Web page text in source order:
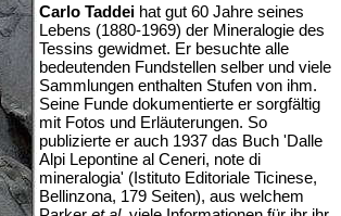
Carlo Taddei hat gut 60 Jahre seines
Lebens (1880-1969) der Mineralogie des
Tessins gewidmet. Er besuchte alle
bedeutenden Fundstellen selber und viele
Sammlungen enthalten Stufen von ihm.
Seine Funde dokumentierte er sorgfältig
mit Fotos und Erläuterungen. So
publizierte er auch 1937 das Buch 'Dalle
Alpi Lepontine al Ceneri, note di
mineralogia' (Istituto Editoriale Ticinese,
Bellinzona, 179 Seiten), aus welchem